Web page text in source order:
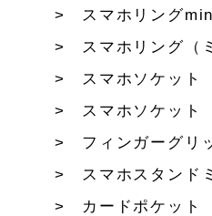
スマホリング
スマホリング（
スマホソケット
スマホソケット
フィンガーグリ
スマホスタンド
カードポケット